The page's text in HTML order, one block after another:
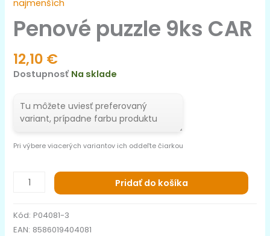
najmenších
Penové puzzle 9ks CAR
12,10 €
Dostupnosť Na sklade
Pri výbere viacerých variantov ich oddeľte čiarkou
Pridať do košíka
Kód:P04081-3
EAN: 8586019404081